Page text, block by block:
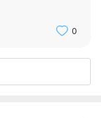
없다. 마치 선문답
설명되고, 판토하 대
정과 운영 상황이 모
주고받는 편지 형식
취율 최고 라디오 프
0